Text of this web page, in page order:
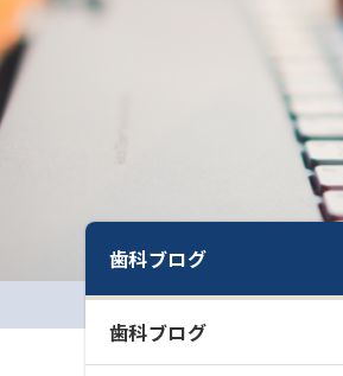
歯科ブログ
歯科ブログ